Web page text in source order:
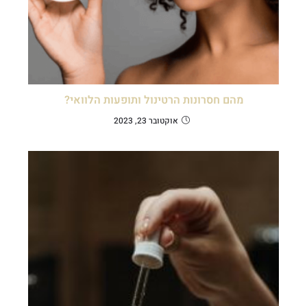
מהם חסרונות הרטינול ותופעות הלוואי?
אוקטובר 23, 2023